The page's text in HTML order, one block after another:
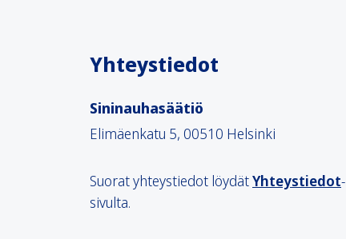
Yhteystiedot
Sininauhasäätiö
Elimäenkatu 5, 00510 Helsinki
Suorat yhteystiedot löydätYhteystiedot-
sivulta.